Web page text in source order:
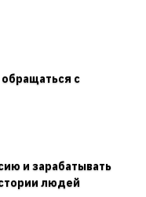
обращаться с
и зарабатывать
людей